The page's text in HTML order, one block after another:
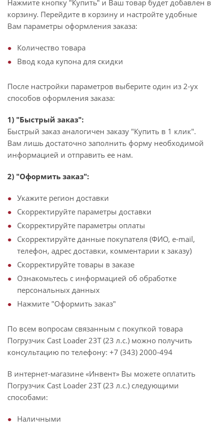
Нажмите кнопку "Купить" и Ваш товар будет добавлен в
корзину. Перейдите в корзину и настройте удобные
Вам параметры оформления заказа:
Количество товара
Ввод кода купона для скидки
После настройки параметров выберите один из 2-ух
способов оформления заказа:
1) "Быстрый заказ":
Быстрый заказ аналогичен заказу "Купить в 1 клик".
Вам лишь достаточно заполнить форму необходимой
информацией и отправить ее нам.
2) "Оформить заказ":
Укажите регион доставки
Скорректируйте параметры доставки
Скорректируйте параметры оплаты
Скорректируйте данные покупателя (ФИО, e-mail,
телефон, адрес доставки, комментарии к заказу)
Скорректируйте товары в заказе
Ознакомьтесь с информацией об обработке
персональных данных
Нажмите "Оформить заказ"
По всем вопросам связанным с покупкой товара
Погрузчик Cast Loader 23T (23 л.с.) можно получить
консультацию по телефону: +7 (343) 2000-494
В интернет-магазине «Инвент» Вы можете оплатить
Погрузчик Cast Loader 23T (23 л.с.) следующими
способами:
Наличными